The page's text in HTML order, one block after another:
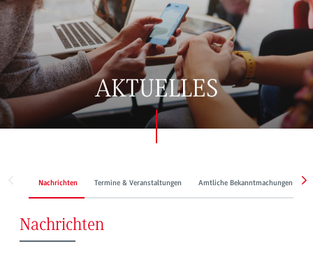
AKTUELLES
Nachrichten Termine & Veranstaltungen Amtliche Bekanntmachungen
Nachrichten